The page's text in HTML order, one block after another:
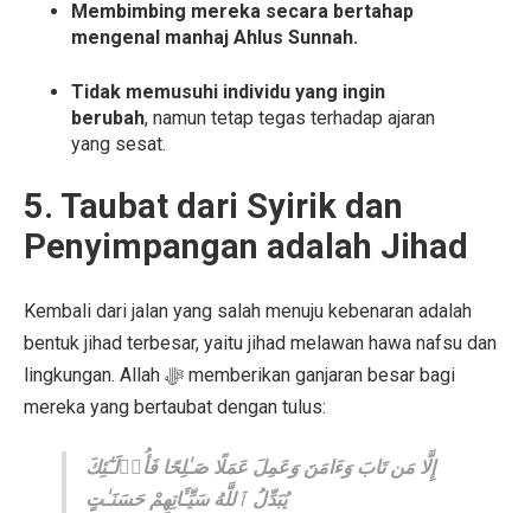
Membimbing mereka secara bertahap
mengenal manhaj Ahlus Sunnah.
Tidak memusuhi individu yang ingin
berubah, namun tetap tegas terhadap ajaran
yang sesat.
5. Taubat dari Syirik dan
Penyimpangan adalah Jihad
Kembali dari jalan yang salah menuju kebenaran adalah
bentuk jihad terbesar, yaitu jihad melawan hawa nafsu dan
lingkungan. Allah ﷻ memberikan ganjaran besar bagi
mereka yang bertaubat dengan tulus:
إِلَّا مَن تَابَ وَءَامَنَ وَعَمِلَ عَمَلًا صَـٰلِحًا فَأُو۟لَـٰٓئِكَ
يُبَدِّلُ ٱللَّهُ سَيِّـَٔاتِهِمْ حَسَنَـٰتٍ